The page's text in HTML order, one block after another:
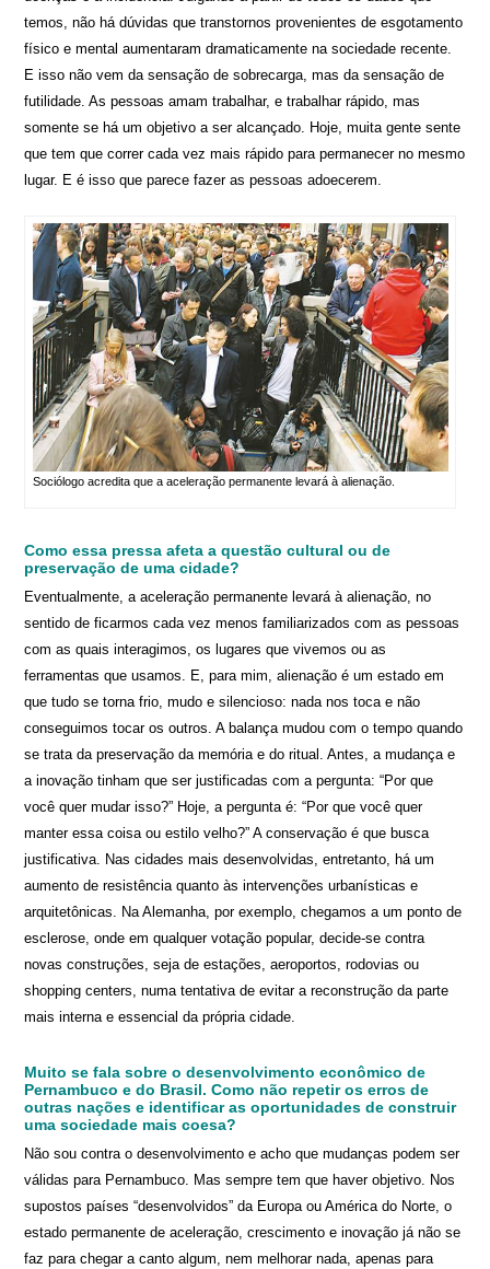
temos, não há dúvidas que transtornos provenientes de esgotamento
físico e mental aumentaram dramaticamente na sociedade recente.
E isso não vem da sensação de sobrecarga, mas da sensação de
futilidade. As pessoas amam trabalhar, e trabalhar rápido, mas
somente se há um objetivo a ser alcançado. Hoje, muita gente sente
que tem que correr cada vez mais rápido para permanecer no mesmo
lugar. E é isso que parece fazer as pessoas adoecerem.
Sociólogo acredita que a aceleração permanente levará à alienação.
Como essa pressa afeta a questão cultural ou de
preservação de uma cidade?
Eventualmente, a aceleração permanente levará à alienação, no
sentido de ficarmos cada vez menos familiarizados com as pessoas
com as quais interagimos, os lugares que vivemos ou as
ferramentas que usamos. E, para mim, alienação é um estado em
que tudo se torna frio, mudo e silencioso: nada nos toca e não
conseguimos tocar os outros. A balança mudou com o tempo quando
se trata da preservação da memória e do ritual. Antes, a mudança e
a inovação tinham que ser justificadas com a pergunta: “Por que
você quer mudar isso?” Hoje, a pergunta é: “Por que você quer
manter essa coisa ou estilo velho?” A conservação é que busca
justificativa. Nas cidades mais desenvolvidas, entretanto, há um
aumento de resistência quanto às intervenções urbanísticas e
arquitetônicas. Na Alemanha, por exemplo, chegamos a um ponto de
esclerose, onde em qualquer votação popular, decide-se contra
novas construções, seja de estações, aeroportos, rodovias ou
shopping centers, numa tentativa de evitar a reconstrução da parte
mais interna e essencial da própria cidade.
Muito se fala sobre o desenvolvimento econômico de
Pernambuco e do Brasil. Como não repetir os erros de
outras nações e identificar as oportunidades de construir
uma sociedade mais coesa?
Não sou contra o desenvolvimento e acho que mudanças podem ser
válidas para Pernambuco. Mas sempre tem que haver objetivo. Nos
supostos países “desenvolvidos” da Europa ou América do Norte, o
estado permanente de aceleração, crescimento e inovação já não se
faz para chegar a canto algum, nem melhorar nada, apenas para